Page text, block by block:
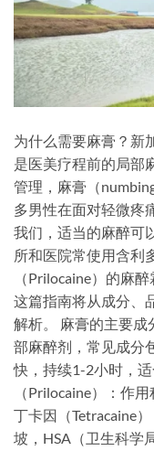
为什么需要麻膏？新
是医美疗程前的局部
管理，麻膏（
多男性在面对轻微疼
我们，适当的麻醉可
所和医院常使用含利
（Prilocaine）的麻
这篇指南将从成分、
解析。 麻膏的主要成
部麻醉剂，常见成分
快，持续1-2小时，
（Prilocaine）：作
丁卡因（Tetracaine
坡，HSA（卫生科学